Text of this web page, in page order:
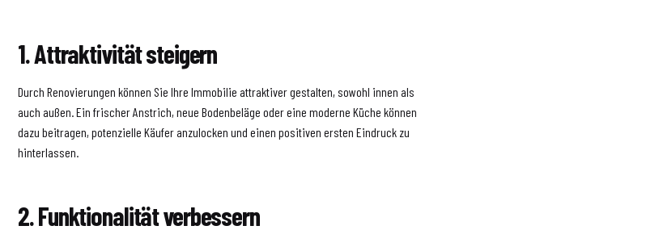
1. Attraktivität steigern
Durch Renovierungen können Sie Ihre Immobilie attraktiver gestalten, sowohl innen als
auch außen. Ein frischer Anstrich, neue Bodenbeläge oder eine moderne Küche können
dazu beitragen, potenzielle Käufer anzulocken und einen positiven ersten Eindruck zu
hinterlassen.
2. Funktionalität verbessern